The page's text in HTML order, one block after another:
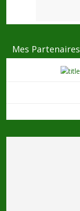
Mes Partenaires